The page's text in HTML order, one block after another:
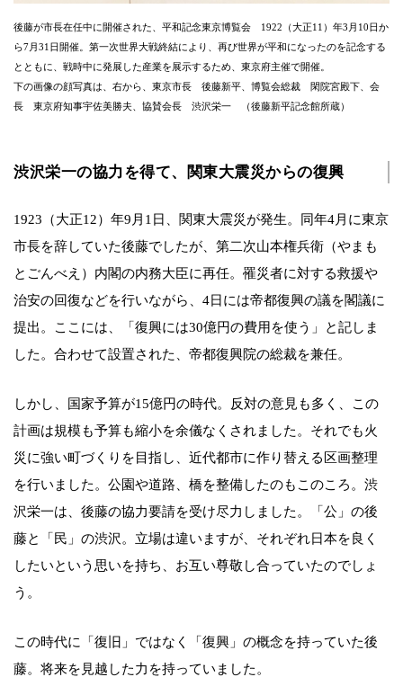
後藤が市長在任中に開催された、平和記念東京博覧会 1922（大正11）年3月10日か
ら7月31日開催。第一次世界大戦終結により、再び世界が平和になったのを記念する
とともに、戦時中に発展した産業を展示するため、東京府主催で開催。
下の画像の顔写真は、右から、東京市長 後藤新平、博覧会総裁 閑院宮殿下、会
長 東京府知事宇佐美勝夫、協賛会長 渋沢栄一 （後藤新平記念館所蔵）
渋沢栄一の協力を得て、関東大震災からの復興
1923（大正12）年9月1日、関東大震災が発生。同年4月に東京
市長を辞していた後藤でしたが、第二次山本権兵衛（やまも
とごんべえ）内閣の内務大臣に再任。罹災者に対する救援や
治安の回復などを行いながら、4日には帝都復興の議を閣議に
提出。ここには、「復興には30億円の費用を使う」と記しま
した。合わせて設置された、帝都復興院の総裁を兼任。
しかし、国家予算が15億円の時代。反対の意見も多く、この
計画は規模も予算も縮小を余儀なくされました。それでも火
災に強い町づくりを目指し、近代都市に作り替える区画整理
を行いました。公園や道路、橋を整備したのもこのころ。渋
沢栄一は、後藤の協力要請を受け尽力しました。「公」の後
藤と「民」の渋沢。立場は違いますが、それぞれ日本を良く
したいという思いを持ち、お互い尊敬し合っていたのでしょ
う。
この時代に「復旧」ではなく「復興」の概念を持っていた後
藤。将来を見越した力を持っていました。